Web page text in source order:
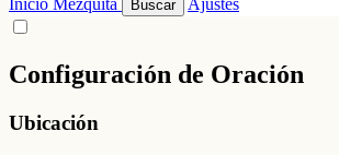
Inicio Mezquita Buscar Ajustes
Configuración de Oración
Ubicación